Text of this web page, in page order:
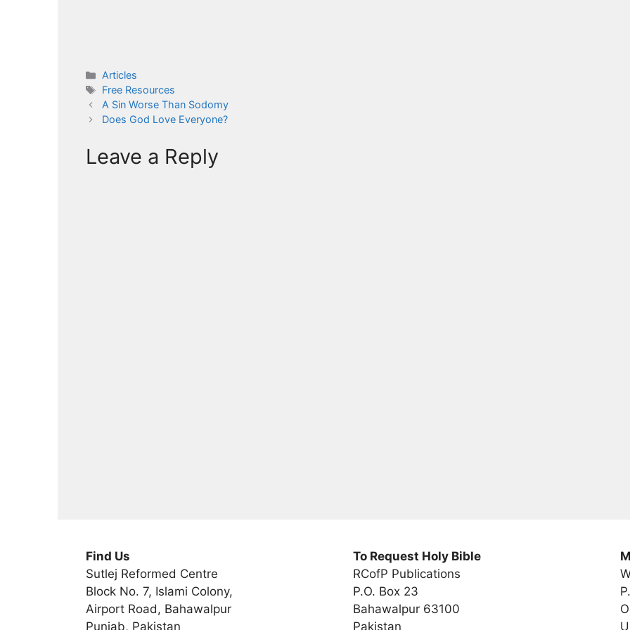
Categories
Articles
Tags
Free Resources
A Sin Worse Than Sodomy
Does God Love Everyone?
Leave a Reply
Find Us
Sutlej Reformed Centre
Block No. 7, Islami Colony,
Airport Road, Bahawalpur
Punjab, Pakistan
To Request Holy Bible
RCofP Publications
P.O. Box 23
Bahawalpur 63100
Pakistan